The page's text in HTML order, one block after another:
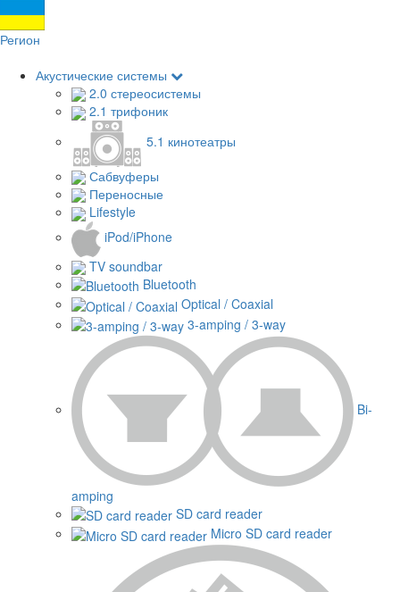
Регион
Акустические системы
2.0 стереосистемы
2.1 трифоник
5.1 кинотеатры
Сабвуферы
Переносные
Lifestyle
iPod/iPhone
TV soundbar
Bluetooth
Optical / Coaxial
3-amping / 3-way
Bi-
amping
SD card reader
Micro SD card reader